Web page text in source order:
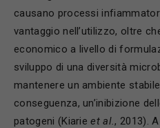
causano processi
vantaggio nell’utilizzo, oltre
economico a livello di
sviluppo di una diversità
mantenere un ambiente
conseguenza, un’inibizione
patogeni (Kiarieet al., 2013).